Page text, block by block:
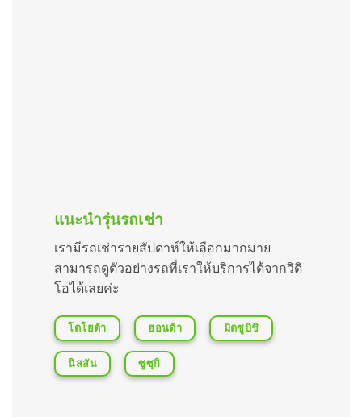
แนะนำรุ่นรถเช่า
เรามีรถเช่ารายสัปดาห์ให้เลือกมากมาย
สามารถดูตัวอย่างรถที่เราให้บริการได้จากวิดิ
โอได้เลยค่ะ
โตโยต้า ฮอนด้า มิตซูบิชิ
นิสสัน ซูซุกิ